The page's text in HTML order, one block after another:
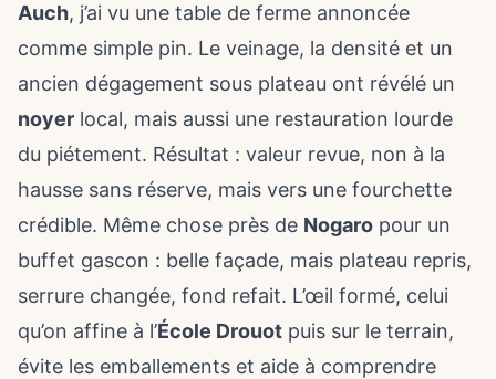
Auch, j’ai vu une table de ferme annoncée
comme simple pin. Le veinage, la densité et un
ancien dégagement sous plateau ont révélé un
noyer local, mais aussi une restauration lourde
du piétement. Résultat : valeur revue, non à la
hausse sans réserve, mais vers une fourchette
crédible. Même chose près de Nogaro pour un
buffet gascon : belle façade, mais plateau repris,
serrure changée, fond refait. L’œil formé, celui
qu’on affine à l’École Drouot puis sur le terrain,
évite les emballements et aide à comprendre